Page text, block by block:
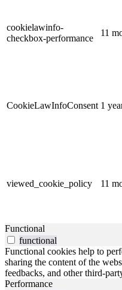
cookielawinfo-
checkbox-performance
11
CookieLawInfoConsent 1
viewed_cookie_policy 11
Functional
functional
Functional cookies help to
sharing the content of the
feedbacks, and other third-
Performance